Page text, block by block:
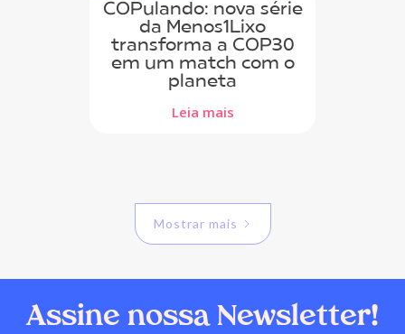
COPulando: nova série
da Menos1Lixo
transforma a COP30
em um match com o
planeta
Leia mais
Mostrar mais
Assine nossa Newsletter!